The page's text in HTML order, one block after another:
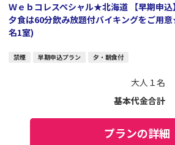
Ｗｅｂコレスペシャル★北海道 【早期申
夕食は60分飲み放題付バイキングをご用
名1室)
禁煙 早期申込プラン 夕・朝食付
大人１名
基本代金合計
プランの詳細